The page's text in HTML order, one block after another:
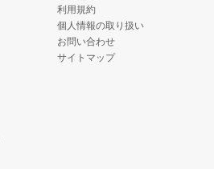
利用規約
個人情報の取り扱い
お問い合わせ
サイトマップ